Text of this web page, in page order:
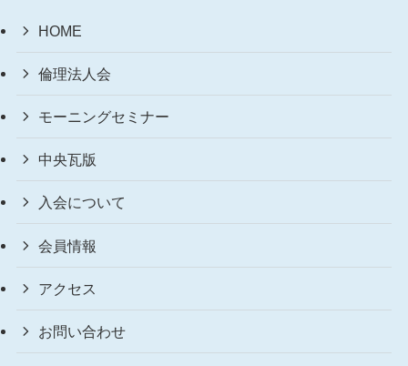
HOME
倫理法人会
モーニングセミナー
中央瓦版
入会について
会員情報
アクセス
お問い合わせ